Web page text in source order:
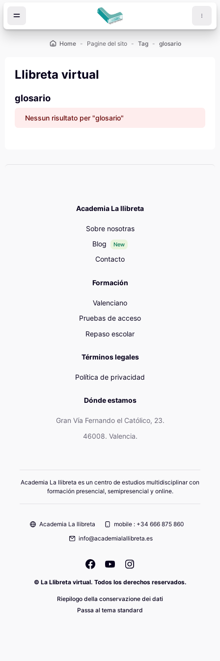
Home Pagine del sito Tag glosario
Llibreta virtual
glosario
Nessun risultato per "glosario"
Academia La llibreta
Sobre nosotras
Blog
New
Contacto
Formación
Valenciano
Pruebas de acceso
Repaso escolar
Términos legales
Política de privacidad
Dónde estamos
Gran Vía Fernando el Católico, 23.
46008. Valencia.
Academia La llibreta es un centro de estudios multidisciplinar con
formación presencial, semipresencial y online.
Academia La llibreta
mobile : +34 666 875 860
info@academialallibreta.es
© La Llibreta virtual. Todos los derechos reservados.
Riepilogo della conservazione dei dati
Passa al tema standard